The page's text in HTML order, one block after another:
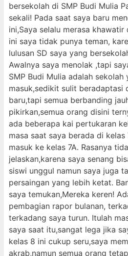
bersekolah di SMP Budi Mulia
sekali! Pada saat saya baru
ini,Saya selalu merasa
ini saya tidak punya teman,
lulusan SD saya yang
Awalnya saya menolak ,tapi
SMP Budi Mulia adalah sekolah
masuk,sedikit sulit beradaptasi
baru,tapi semua berbanding
pikirkan,semua orang disini
ada beberapa kai pertukaran
masa saat saya berada di kelas
masuk ke kelas 7A. Rasanya
jelaskan,karena saya senang
siswi unggul namun saya juga
persaingan yang lebih ketat.
saya temukan,Mereka keren!
pembagian rapor bulanan,
terkadang saya turun. Itulah
saya saat itu,sangat lega jika
kelas 8 ini cukup seru,saya
akrab,namun semua orang